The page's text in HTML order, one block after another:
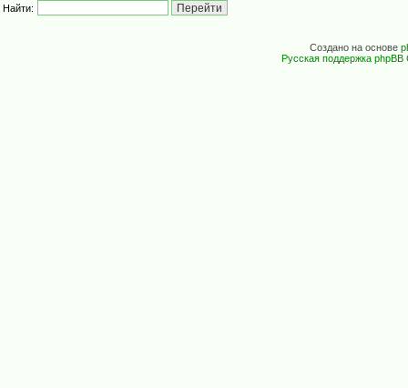
Найти:
Создано на основе
Русская поддержка phpBB